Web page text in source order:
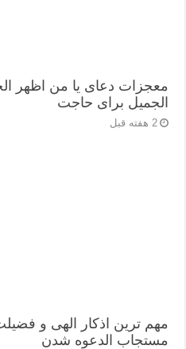
معجزات دعای یا من اظهر
الجمیل برای حاجت
2 هفته قبل
مهم ترین اذکار الهی و
مستجاب الدعوه شدن